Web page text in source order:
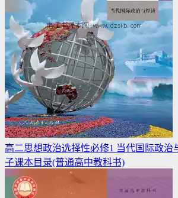
高二思想政治选择性必修1 当代国际政治
子课本目录(普通高中教科书)